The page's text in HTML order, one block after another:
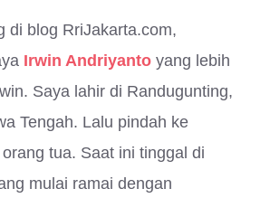
di blog RriJakarta.com,
Irwin Andriyanto yang lebih
Saya lahir di Randugunting,
Tengah. Lalu pindah ke
tua. Saat ini tinggal di
mulai ramai dengan